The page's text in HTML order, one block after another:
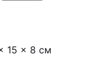
15 × 8 см